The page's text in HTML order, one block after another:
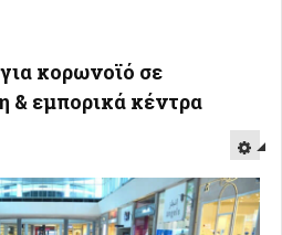
κορωνοϊό σε
& εμπορικά κέντρα